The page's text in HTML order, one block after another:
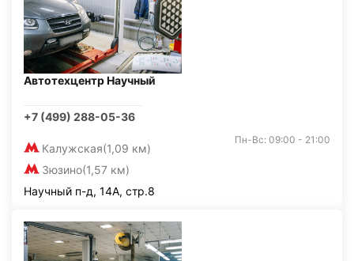
Автотехцентр Научный
+7 (499) 288-05-36
Калужская(1,09 км)
Зюзино(1,57 км)
Пн-Вс: 09:00 - 21:00
Научный п-д, 14А, стр.8